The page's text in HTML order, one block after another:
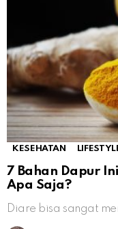
KESEHATAN
7 Bahan Dapur
Apa Saja?
Diare bisa sangat